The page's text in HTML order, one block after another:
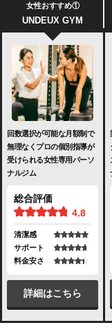
女性おすすめ①
UNDEUX GYM
回数選択が可能な月額制で
無理なくプロの個別指導が
受けられる女性専用パーソ
ナルジム
総合評価
4.8
清潔感
サポート
料金安さ
詳細はこちら